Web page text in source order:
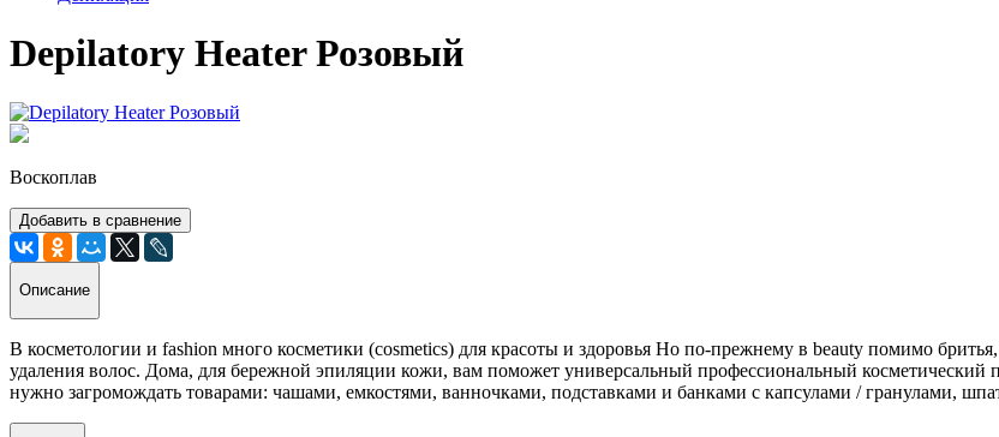
Depilatory Heater Розовый
Воскоплав
Добавить в сравнение
Описание
В косметологии и fashion много косметики (cosmetics) для красоты и здоровья Но по-прежнему в beauty помимо
удаления волос. Дома, для бережной эпиляции кожи, вам поможет универсальный профессиональный косметический
нужно загромождать товарами: чашами, емкостями, ванночками, подставками и банками с капсулами / гранулами,